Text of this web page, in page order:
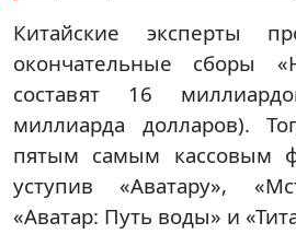
Китайские эксперты
окончательные сборы
составят 16
миллиарда долларов).
пятым самым кассовым
уступив «Аватару»,
«Аватар: Путь воды» и